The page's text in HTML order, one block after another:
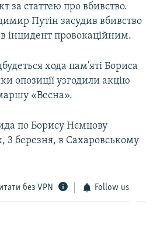
за статтею про вбивство.
Путін засудив вбивство
інцидент провокаційним.
хода пам'яті Бориса
опозиції узгодили акцію
«Весна».
по Борису Нємцову
3 березня, в Сахаровському
без VPN Follow us